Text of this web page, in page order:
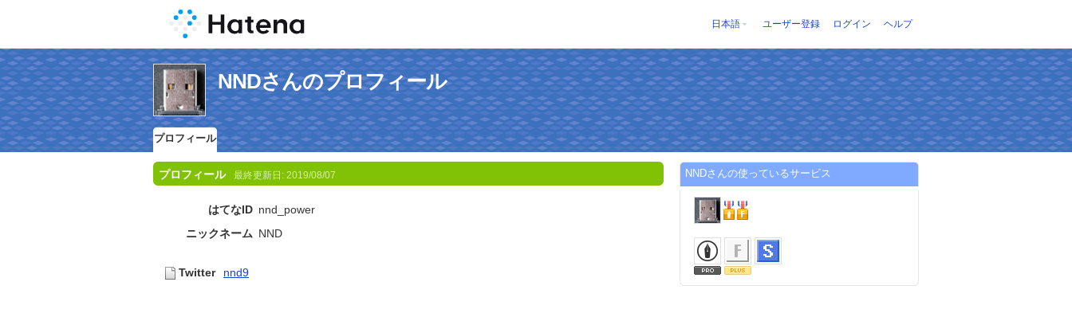
日本語 ユーザー登録 ログイン ヘルプ
NNDさんのプロフィール
プロフィール
プロフィール 最終更新日: 2019/08/07
はてなID nnd_power
ニックネーム NND
Twitter nnd9
NNDさんの使っているサービス